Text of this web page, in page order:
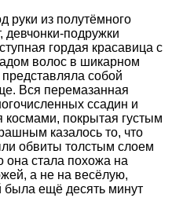
руки из полутёмного
девчонки-подружки
гордая красавица с
волос в шикарном
собой
Вся перемазанная
ссадин и
космами, покрытая густым
казалось то, что
обвиты толстым слоем
она стала похожа на
а не на весёлую,
была ещё десять минут